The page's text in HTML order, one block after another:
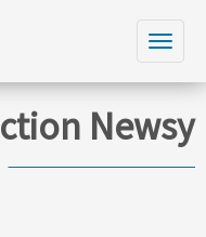
Newsy